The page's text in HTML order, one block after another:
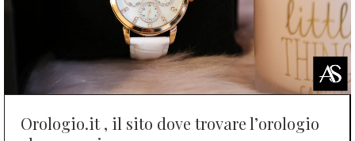
Orologio.it , il sito dove trovare l’orologio